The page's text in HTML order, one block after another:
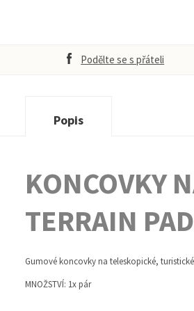
Podělte se s přáteli
Popis
KONCOVKY
TERRAIN
Gumové koncovky na teleskopické,
MNOŽSTVÍ: 1x pár